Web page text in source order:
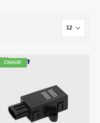
CHAUD